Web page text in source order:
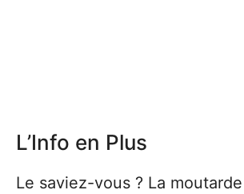
L’Info en Plus
Le saviez-vous ? La moutarde